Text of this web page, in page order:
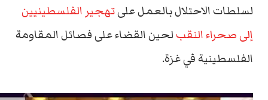
لسلطات الاحتلال بالعمل علىتهجير الفلسطينيين
إلى صحراء النقبلحين القضاء على فصائل المقاومة
الفلسطينية في غزة.